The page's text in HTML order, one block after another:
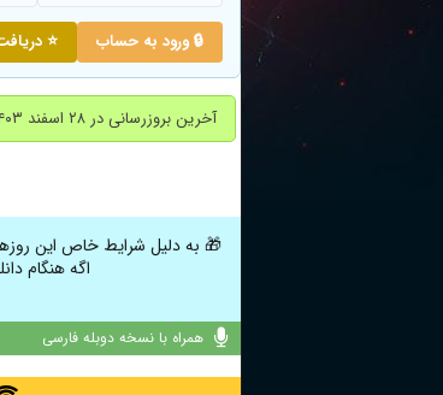
🔒 ورود به حساب ⭐
آخرین بروزرسانی در ۲۸ اسفند ۱۴۰۳ ، نسخه دوبله پارسی اضافه شد.
🎁 به دلیل شرایط خاص این
اگه هنگام
همراه با نسخه دوبله فارسی